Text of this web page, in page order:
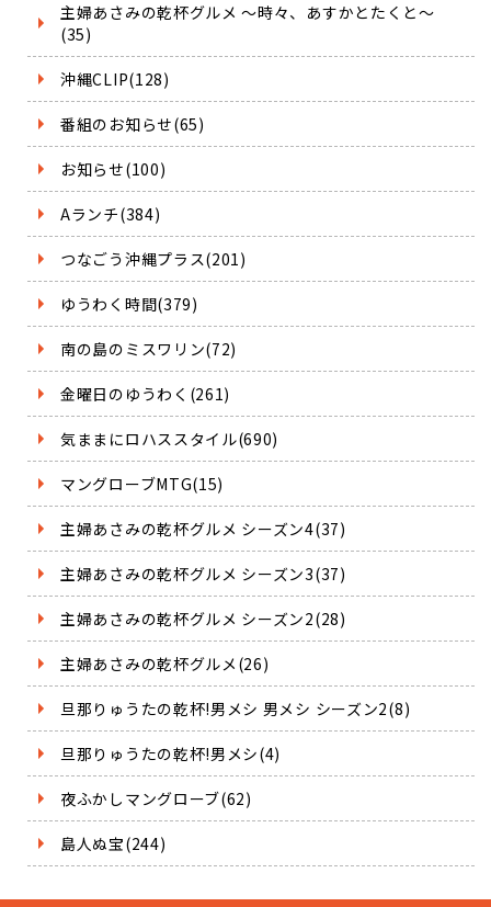
主婦あさみの乾杯グルメ ～時々、あすかとたくと～
(35)
沖縄CLIP(128)
番組のお知らせ(65)
お知らせ(100)
Aランチ(384)
つなごう沖縄プラス(201)
ゆうわく時間(379)
南の島のミスワリン(72)
金曜日のゆうわく(261)
気ままにロハススタイル(690)
マングローブMTG(15)
主婦あさみの乾杯グルメ シーズン4(37)
主婦あさみの乾杯グルメ シーズン3(37)
主婦あさみの乾杯グルメ シーズン2(28)
主婦あさみの乾杯グルメ(26)
旦那りゅうたの乾杯!男メシ 男メシ シーズン2(8)
旦那りゅうたの乾杯!男メシ(4)
夜ふかしマングローブ(62)
島人ぬ宝(244)